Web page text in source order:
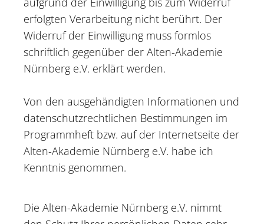
erfolgten Verarbeitung nicht berührt. Der
Widerruf der Einwilligung muss formlos
schriftlich gegenüber der Alten-Akademie
Nürnberg e.V. erklärt werden.
Von den ausgehändigten Informationen und
datenschutzrechtlichen Bestimmungen im
Programmheft bzw. auf der Internetseite der
Alten-Akademie Nürnberg e.V. habe ich
Kenntnis genommen.
Die Alten-Akademie Nürnberg e.V. nimmt